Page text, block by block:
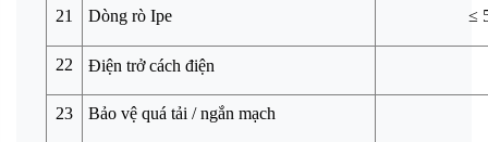
21 Dòng rò Ipe ≤
22 Điện trở cách điện
23 Bảo vệ quá tải / ngắn mạch